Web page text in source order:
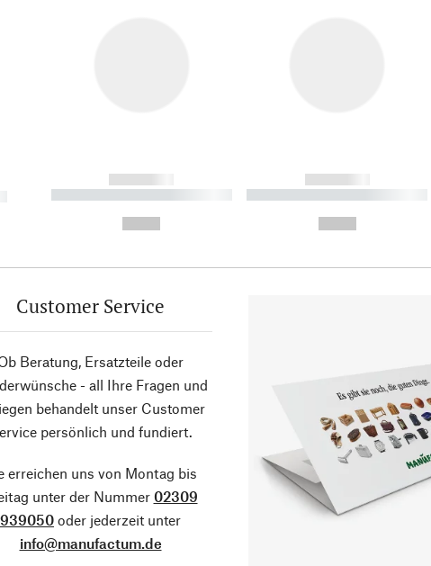
------------
----------- ----------- ----------
------------
----------- ----------- ----------
Customer Service
Beratung, Ersatzteile oder
- all Ihre Fragen und
behandelt unser Customer
persönlich und fundiert.
erreichen uns von Montag bis
unter der Nummer 02309
939050 oder jederzeit unter
info@manufactum.de